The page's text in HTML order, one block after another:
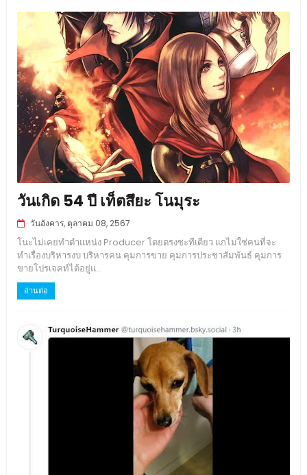
วันเกิด 54 ปี เท็ตสึยะ โนมุระ
วันอังคาร, ตุลาคม 08, 2567
โนะไม่เคยทำตำแหน่ง Producer โดยตรงซะทีเดียว แกไม่ใช่คนที่จะ
ทำเรื่องบริหารงบ บริหารคน คุมการขาย คุมการประชาสัมพันธ์ คุมการ
ขายโปรเจคท์ได้อยู่แ...
อ่านต่อ